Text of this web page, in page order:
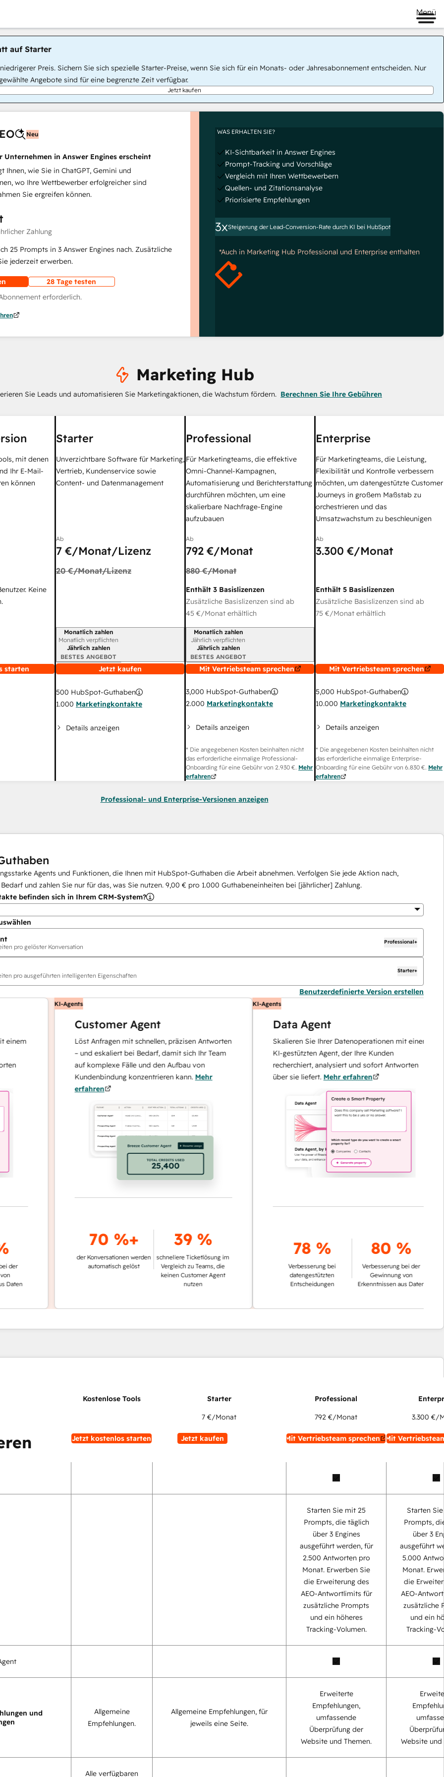
Menü
auf Starter
Preis. Sichern Sie sich spezielle Starter-Preise, wenn Sie sich für ein Monats- oder Jahresabonnement entscheiden. Nur
Angebote sind für eine begrenzte Zeit verfügbar.
Jetzt kaufen
Neu
Unternehmen in Answer Engines erscheint
Ihnen, wie Sie in ChatGPT, Gemini und
wo Ihre Wettbewerber erfolgreicher sind
Sie ergreifen können.
Zahlung
25 Prompts in 3 Answer Engines nach. Zusätzliche
jederzeit erwerben.
28 Tage testen
erforderlich.
WAS ERHALTEN SIE?
KI-Sichtbarkeit in Answer Engines
Prompt-Tracking und Vorschläge
Vergleich mit Ihren Wettbewerbern
Quellen- und Zitationsanalyse
Priorisierte Empfehlungen
3xSteigerung der Lead-Conversion-Rate durch KI bei HubSpot
*Auch in Marketing Hub Professional und Enterprise enthalten
Marketing Hub
Sie Leads und automatisieren Sie Marketingaktionen, die Wachstum fördern. Berechnen Sie Ihre Gebühren
mit denen
Ihr E-Mail-
können
Keine
starten
Starter
Unverzichtbare Software für Marketing,
Vertrieb, Kundenservice sowie
Content- und Datenmanagement
Ab
7 €/Monat/Lizenz
20 €/Monat/Lizenz
Abrechnungszeitraum
Monatlich zahlen
Monatlich verpflichten
Jährlich zahlen
BESTES ANGEBOT
Jetzt kaufen
500 HubSpot-Guthaben
1.000 Marketingkontakte
Details anzeigen
Professional
Für Marketingteams, die effektive
Omni-Channel-Kampagnen,
Automatisierung und Berichterstattung
durchführen möchten, um eine
skalierbare Nachfrage-Engine
aufzubauen
Ab
792 €/Monat
880 €/Monat
Enthält 3 Basislizenzen
Zusätzliche Basislizenzen sind ab
45 €/Monat erhältlich
Abrechnungszeitraum
Monatlich zahlen
Jährlich verpflichten
Jährlich zahlen
BESTES ANGEBOT
Mit Vertriebsteam sprechen
3,000 HubSpot-Guthaben
2.000 Marketingkontakte
Details anzeigen
* Die angegebenen Kosten beinhalten nicht
das erforderliche einmalige Professional-
Onboarding für eine Gebühr von 2.930 €. Mehr
erfahren
Enterprise
Für Marketingteams, die Leistung,
Flexibilität und Kontrolle verbessern
möchten, um datengestützte Customer
Journeys in großem Maßstab zu
orchestrieren und das
Umsatzwachstum zu beschleunigen
Ab
3.300 €/Monat
Enthält 5 Basislizenzen
Zusätzliche Basislizenzen sind ab
75 €/Monat erhältlich
Mit Vertriebsteam sprechen
5,000 HubSpot-Guthaben
10.000 Marketingkontakte
Details anzeigen
* Die angegebenen Kosten beinhalten nicht
das erforderliche einmalige Enterprise-
Onboarding für eine Gebühr von 6.830 €. Mehr
erfahren
Professional- und Enterprise-Versionen anzeigen
Agents und Funktionen, die Ihnen mit HubSpot-Guthaben die Arbeit abnehmen. Verfolgen Sie jede Aktion nach,
und zahlen Sie nur für das, was Sie nutzen. 9,00 € pro 1.000 Guthabeneinheiten bei [jährlicher] Zahlung.
befinden sich in Ihrem CRM-System?
pro gelöster Konversation
Professional+
pro ausgeführten intelligenten Eigenschaften
Starter+
Benutzerdefinierte Version erstellen
KI-Agents
Customer Agent
Löst Anfragen mit schnellen, präzisen Antworten
– und eskaliert bei Bedarf, damit sich Ihr Team
auf komplexe Fälle und den Aufbau von
Kundenbindung konzentrieren kann.Mehr
erfahren
70 %+
der Konversationen werden
automatisch gelöst
39 %
schnellere Ticketlösung im
Vergleich zu Teams, die
keinen Customer Agent
nutzen
KI-Agents
Data Agent
Skalieren Sie Ihrer Datenoperationen mit einem
KI-gestützten Agent, der Ihre Kunden
recherchiert, analysiert und sofort Antworten
über sie liefert.Mehr erfahren
78 %
Verbesserung bei
datengestützten
Entscheidungen
80 %
Verbesserung bei der
Gewinnung von
Erkenntnissen aus Daten
Jetzt kostenlos starten
7 €/Monat
Jetzt kaufen
792 €/Monat
Mit Vertriebsteam sprechen
3.300 €/
Mit
Starten Sie mit 25
Prompts, die täglich
über 3 Engines
ausgeführt werden, für
2.500 Antworten pro
Monat. Erwerben Sie
die Erweiterung des
AEO-Antwortlimits für
zusätzliche Prompts
und ein höheres
Tracking-Volumen.
Starten
Prompts,
über 3
ausgeführt
5.000
Monat.
die
AEO-
zusätzliche
und ein
Tracking-
und
Allgemeine
Empfehlungen.
Allgemeine Empfehlungen, für
jeweils eine Seite.
Erweiterte
Empfehlungen,
umfassende
Überprüfung der
Website und Themen.
Website und
Alle verfügbaren